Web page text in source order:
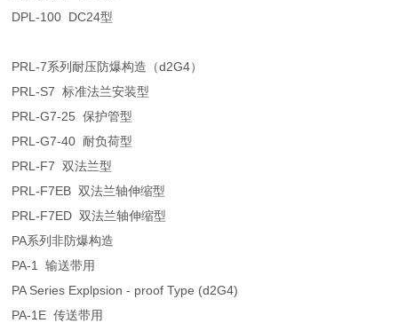
DPL-100 DC24型
PRL-7系列耐压防爆构造（d2G4）
PRL-S7 标准法兰安装型
PRL-G7-25 保护管型
PRL-G7-40 耐负荷型
PRL-F7 双法兰型
PRL-F7EB 双法兰轴伸缩型
PRL-F7ED 双法兰轴伸缩型
PA系列非防爆构造
PA-1 输送带用
PA Series Explpsion - proof Type (d2G4)
PA-1E 传送带用